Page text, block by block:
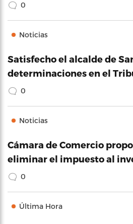
0
Noticias
Satisfecho el alcalde de
determinaciones en el
0
Noticias
Cámara de Comercio
eliminar el impuesto al
0
Última Hora